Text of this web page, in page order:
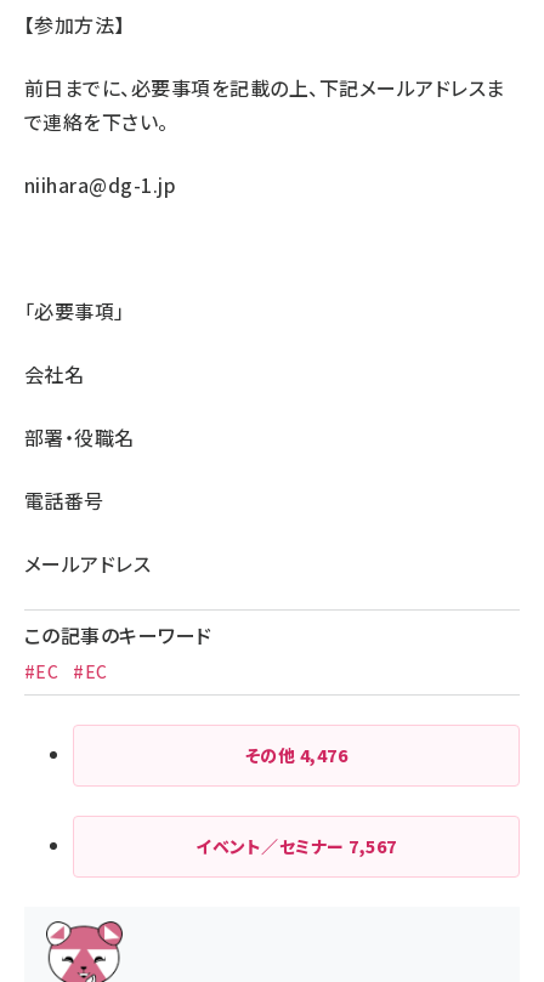
【参加方法】
前日までに、必要事項を記載の上、下記メールアドレスま
で連絡を下さい。
niihara@dg-1.jp
「必要事項」
会社名
部署・役職名
電話番号
メールアドレス
この記事のキーワード
#EC #EC
その他 4,476
イベント／セミナー 7,567